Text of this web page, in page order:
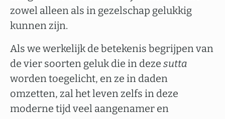
zowel alleen als in gezelschap gelukkig
kunnen zijn.
Als we werkelijk de betekenis begrijpen van
de vier soorten geluk die in deze sutta
worden toegelicht, en ze in daden
omzetten, zal het leven zelfs in deze
moderne tijd veel aangenamer en